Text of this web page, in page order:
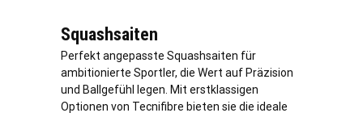
Squashsaiten
Perfekt angepasste Squashsaiten für
ambitionierte Sportler, die Wert auf Präzision
und Ballgefühl legen. Mit erstklassigen
Optionen von Tecnifibre bieten sie die ideale